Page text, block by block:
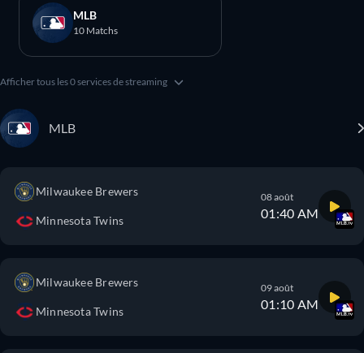
MLB
10 Matchs
Afficher tous les 0 services de streaming
MLB
Milwaukee Brewers
Minnesota Twins
08 août
01:40 AM
Milwaukee Brewers
Minnesota Twins
09 août
01:10 AM